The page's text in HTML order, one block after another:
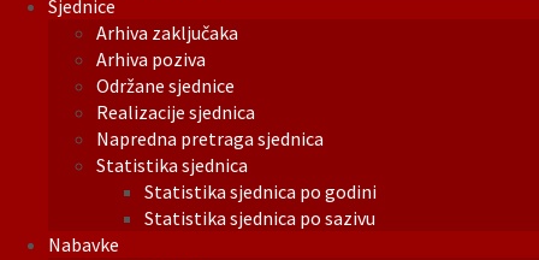
Sjednice
Arhiva zaključaka
Arhiva poziva
Održane sjednice
Realizacije sjednica
Napredna pretraga sjednica
Statistika sjednica
Statistika sjednica po godini
Statistika sjednica po sazivu
Nabavke